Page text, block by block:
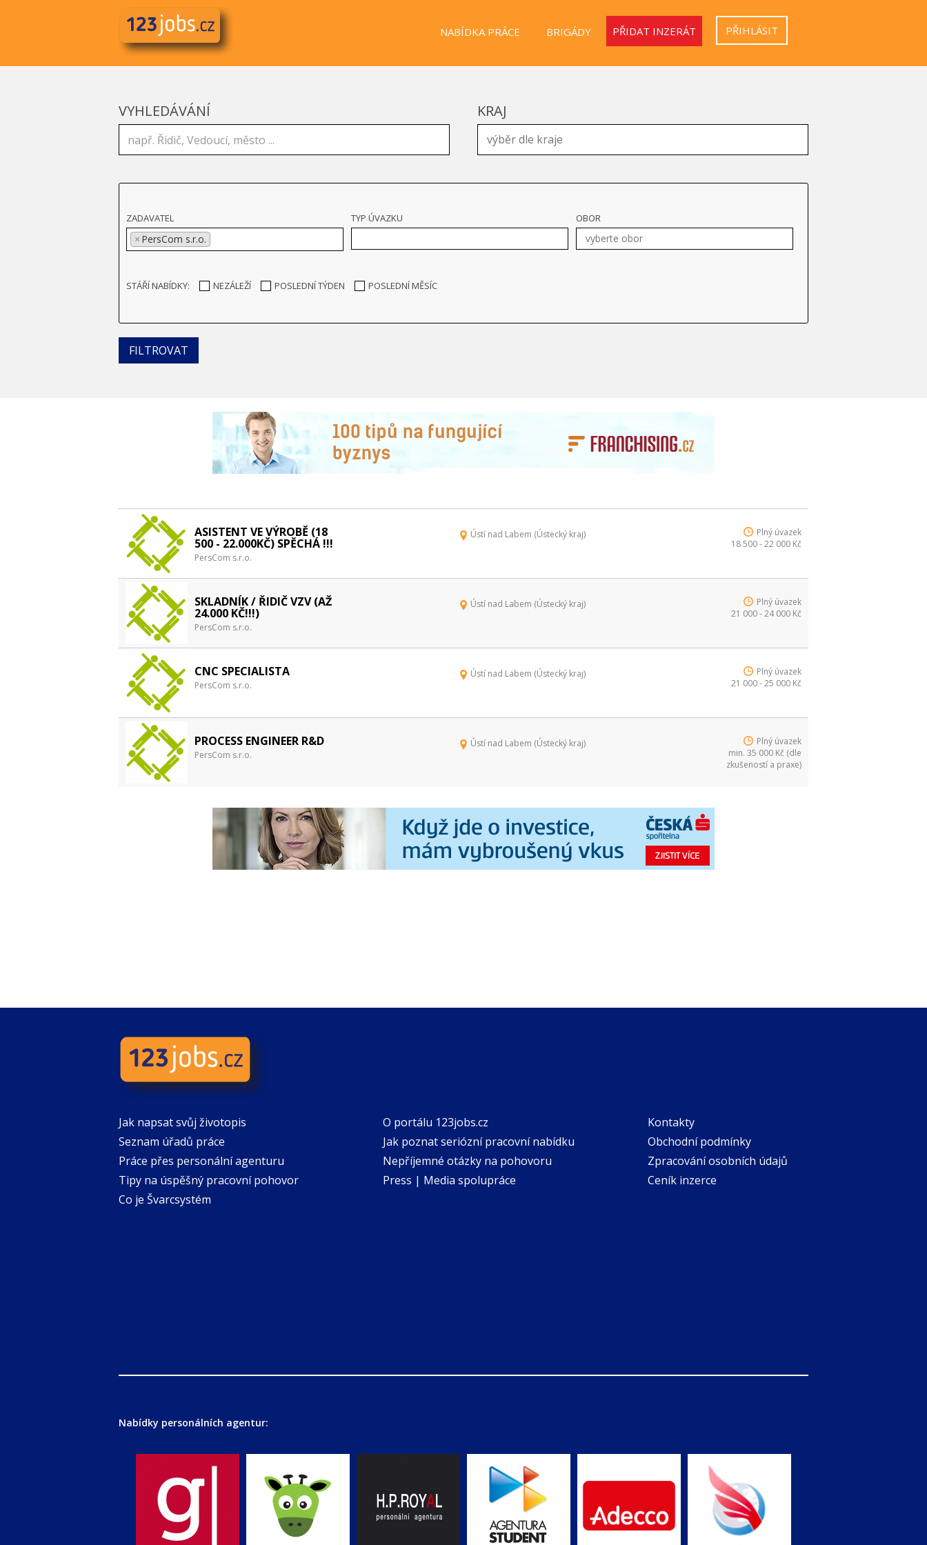
NABÍDKA PRÁCE BRIGÁDY PŘIDAT INZERÁT PŘIHLÁSIT
VYHLEDÁVÁNÍ KRAJ
ZADAVATEL
× PersCom s.r.o.
TYP ÚVAZKU OBOR
STÁŘÍ NABÍDKY: NEZÁLEŽÍ POSLEDNÍ TÝDEN POSLEDNÍ MĚSÍC
ASISTENT VE VÝROBĚ (18
500 - 22.000KČ) SPĚCHÁ !!!
PersCom s.r.o.
Ústí nad Labem (Ústecký kraj)
Plný úvazek
18 500 - 22 000 Kč
SKLADNÍK / ŘIDIČ VZV (AŽ
24.000 KČ!!!)
PersCom s.r.o.
Ústí nad Labem (Ústecký kraj)
Plný úvazek
21 000 - 24 000 Kč
CNC SPECIALISTA
PersCom s.r.o.
Ústí nad Labem (Ústecký kraj)
Plný úvazek
21 000 - 25 000 Kč
PROCESS ENGINEER R&D
PersCom s.r.o.
Ústí nad Labem (Ústecký kraj)
Plný úvazek
min. 35 000 Kč (dle
zkušeností a praxe)
Jak napsat svůj životopis
Seznam úřadů práce
Práce přes personální agenturu
Tipy na úspěšný pracovní pohovor
Co je Švarcsystém
O portálu 123jobs.cz
Jak poznat seriózní pracovní nabídku
Nepříjemné otázky na pohovoru
Press | Media spolupráce
Kontakty
Obchodní podmínky
Zpracování osobních údajů
Ceník inzerce
Nabídky personálních agentur: